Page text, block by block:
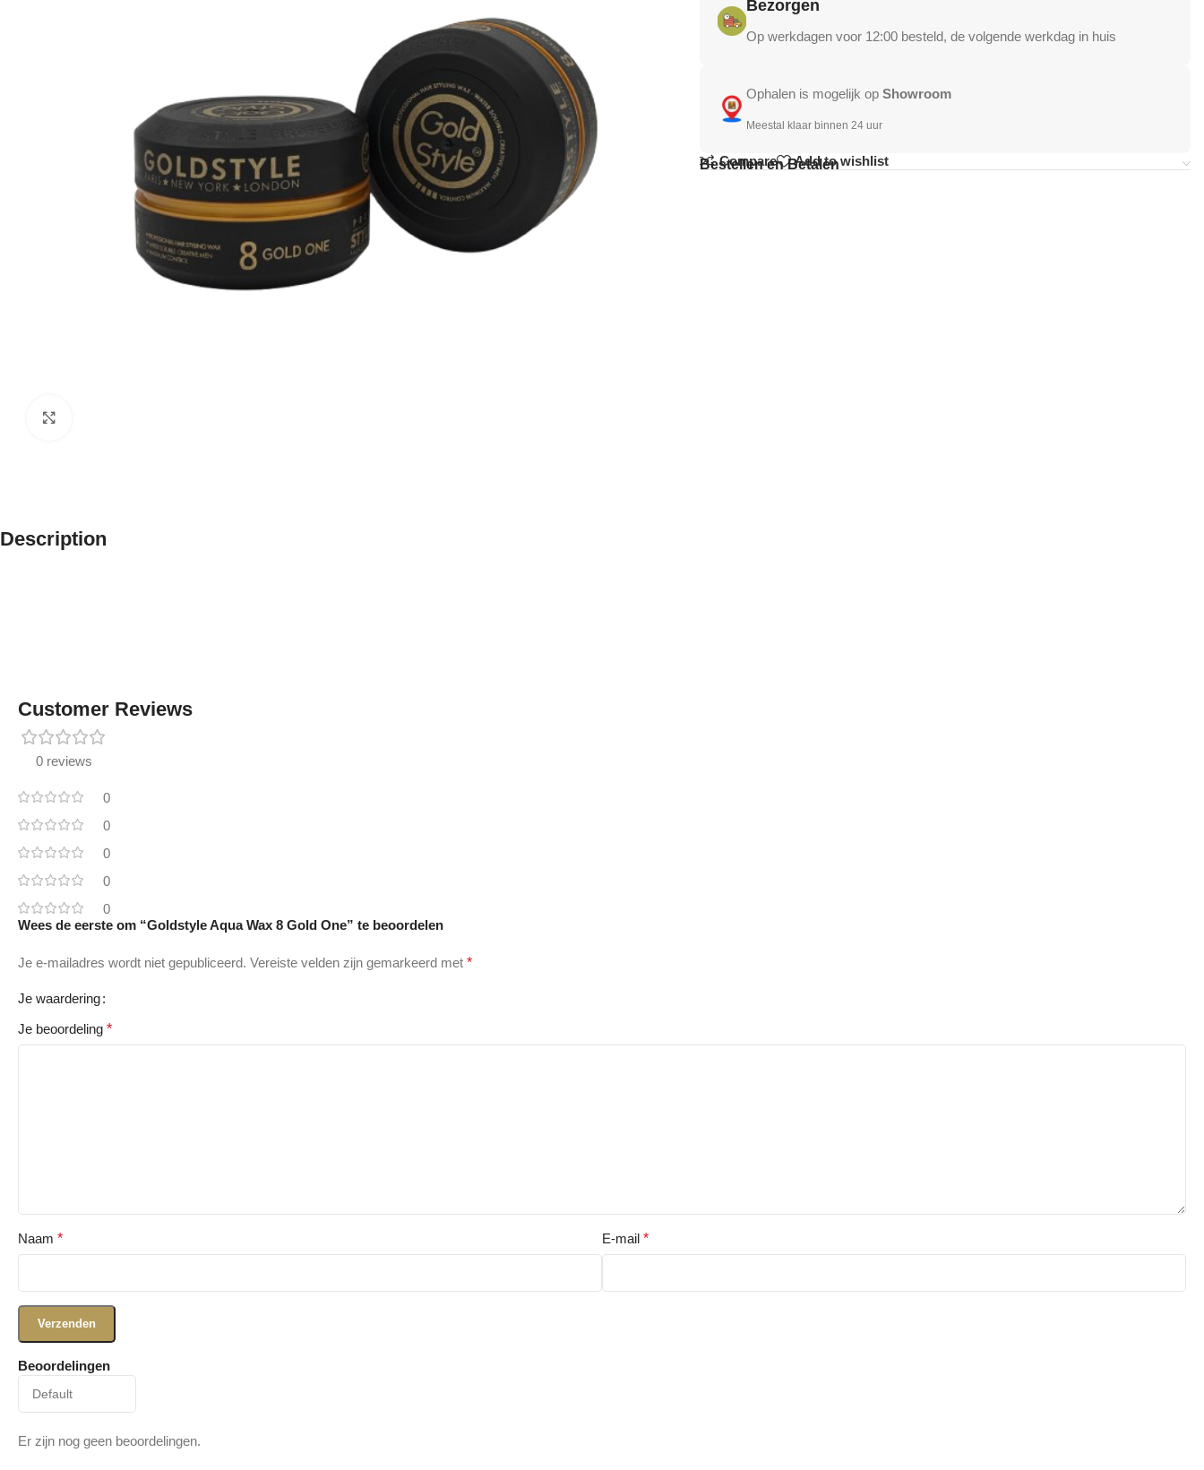
Bezorgen
Op werkdagen voor 12:00 besteld, de volgende werkdag in huis
Ophalen is mogelijk opShowroom
Meestal klaar binnen 24 uur
Compare Add to wishlist
Bestellen en Betalen
Description
Customer Reviews
0 reviews
0
0
0
0
0
Beoordelingen
Er zijn nog geen beoordelingen.
Wees de eerste om “Goldstyle Aqua Wax 8 Gold One” te beoordelen
Je e-mailadres wordt niet gepubliceerd. Vereiste velden zijn gemarkeerd met *
Je waardering
Je beoordeling *
Naam * E-mail *